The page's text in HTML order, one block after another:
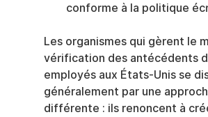
conforme à la politique
Les organismes qui gèrent le
vérification des antécédents
employés aux États-Unis se
généralement par une
différente : ils renoncent à